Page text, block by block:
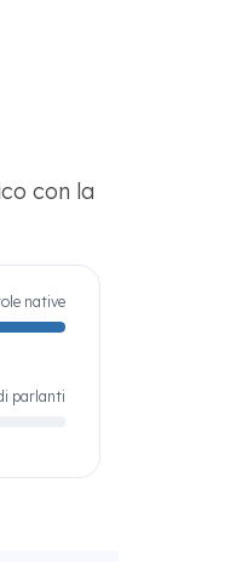
con la
native
parlanti